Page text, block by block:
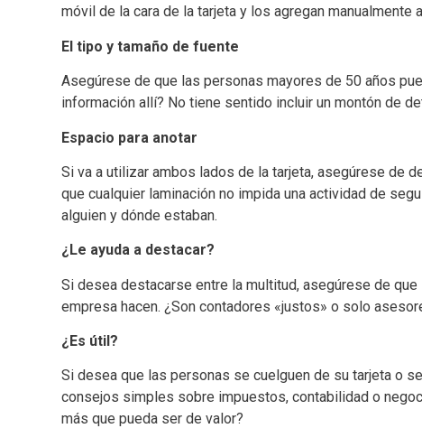
móvil de la cara de la tarjeta y los agregan
El tipo y tamaño de fuente
Asegúrese de que las personas mayores de 50 años
información allí? No tiene sentido incluir un montón de
Espacio para anotar
Si va a utilizar ambos lados de la tarjeta, asegúrese de
que cualquier laminación no impida una actividad de
alguien y dónde estaban.
¿Le ayuda a destacar?
Si desea destacarse entre la multitud, asegúrese de
empresa hacen. ¿Son contadores «justos» o solo
¿Es útil?
Si desea que las personas se cuelguen de su tarjeta o
consejos simples sobre impuestos, contabilidad o
más que pueda ser de valor?